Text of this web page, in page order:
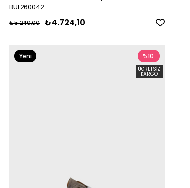
BUL260042
₺4.724,10
₺5.249,00
%10
ÜCRETSIZ
KARGO
Yeni